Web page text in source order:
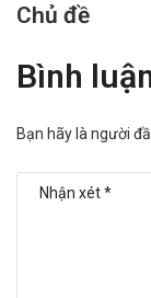
Chủ đề
Bình
Bạn hãy là người